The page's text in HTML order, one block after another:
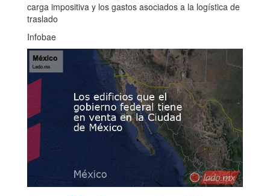
carga impositiva y los gastos asociados a la logística de
traslado
Infobae